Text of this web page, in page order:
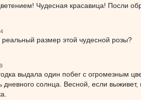
Чудесная красавица! Посли
реальный размер этой чудесной розы?
выдала один побег с огромезным
дневного солнца. Весной, если